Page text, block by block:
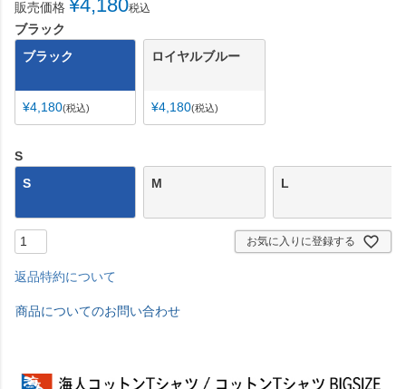
販売価格 ¥4,180税込
ブラック
ブラック
¥4,180 税込
ロイヤルブルー
¥4,180 税込
S
S
M L
お気に入りに登録する
返品特約について
商品についてのお問い合わせ